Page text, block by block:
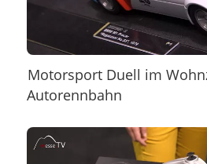
Motorsport Duell im
Autorennbahn